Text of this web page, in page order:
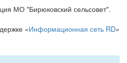
МО "Бирюковский сельсовет".
«Информационная сеть RD»